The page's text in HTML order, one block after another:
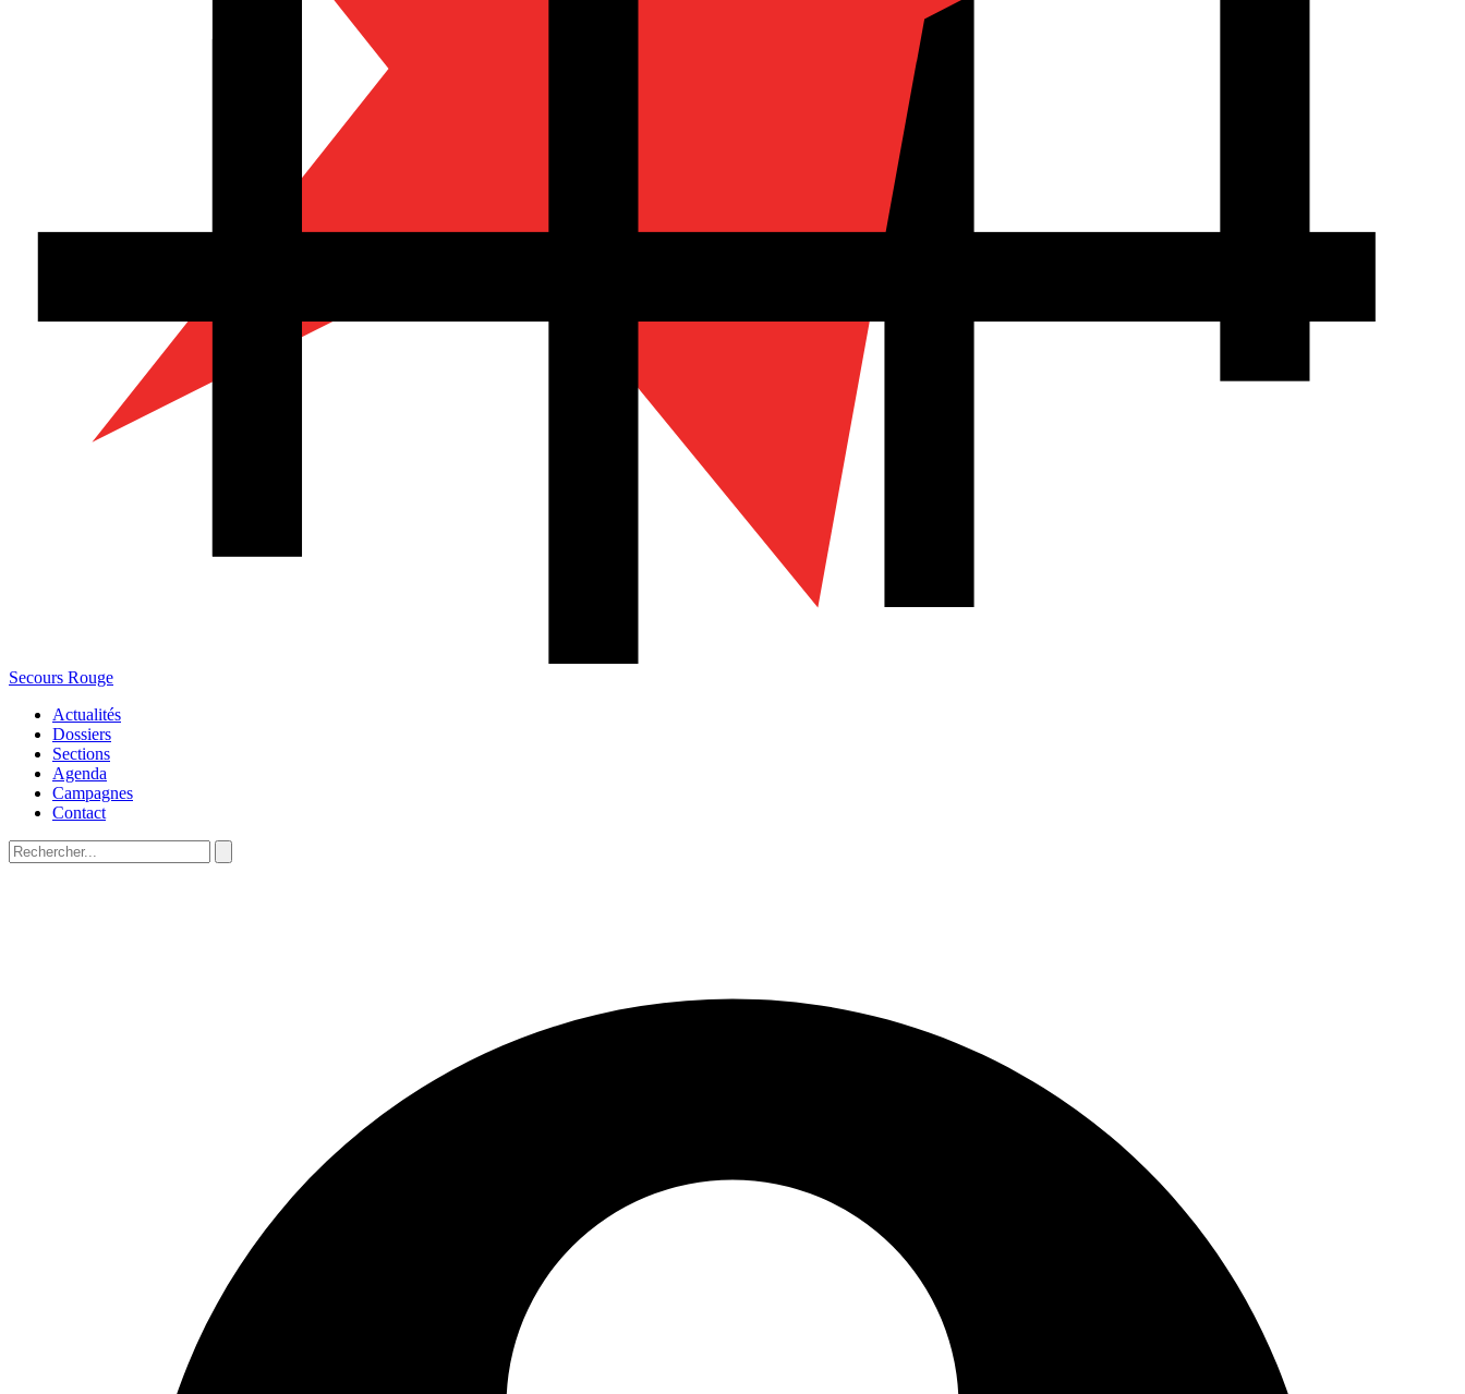
Secours Rouge
Actualités
Dossiers
Sections
Agenda
Campagnes
Contact